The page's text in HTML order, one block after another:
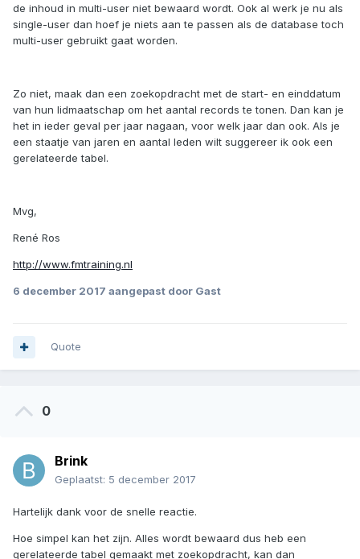
de inhoud in multi-user niet bewaard wordt. Ook al werk je nu als
single-user dan hoef je niets aan te passen als de database toch
multi-user gebruikt gaat worden.
Zo niet, maak dan een zoekopdracht met de start- en einddatum
van hun lidmaatschap om het aantal records te tonen. Dan kan je
het in ieder geval per jaar nagaan, voor welk jaar dan ook. Als je
een staatje van jaren en aantal leden wilt suggereer ik ook een
gerelateerde tabel.
Mvg,
René Ros
http://www.fmtraining.nl
6 december 2017 aangepast door Gast
Quote
0
Brink
Geplaatst: 5 december 2017
Hartelijk dank voor de snelle reactie.
Hoe simpel kan het zijn. Alles wordt bewaard dus heb een
gerelateerde tabel gemaakt met zoekopdracht, kan dan